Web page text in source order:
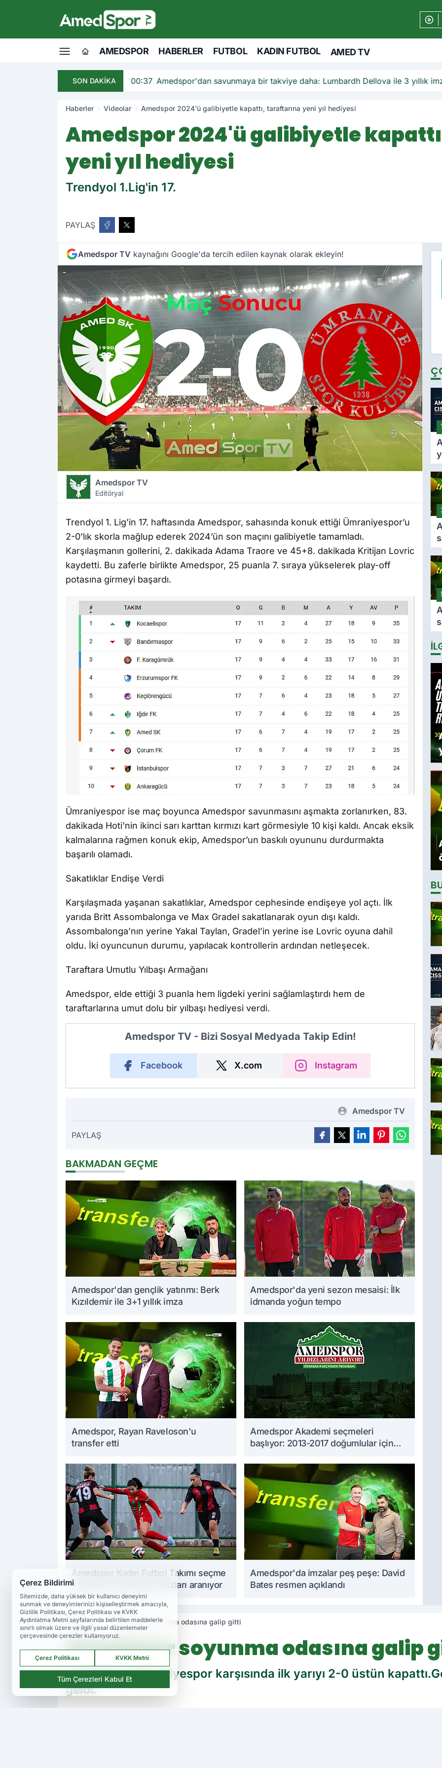
AMEDSPOR HABERLER FUTBOL KADIN FUTBOL AMED TV
SON DAKİKA 00:37 Amedspor'dan savunmaya bir takviye daha: Lumbardh Dellova ile 3 yıllık
Haberler Videolar Amedspor 2024'ü galibiyetle kapattı, taraftarına yeni yıl hediyesi
Amedspor 2024'ü galibiyetle
yeni yıl hediyesi
Trendyol 1.Lig'in 17.
PAYLAŞ
Amedspor TV kaynağını Google'da tercih edilen kaynak olarak ekleyin!
Amedspor TV
Editöryal
Trendyol 1. Lig’in 17. haftasında Amedspor, sahasında konuk ettiği Ümraniyespor’u
2-0’lık skorla mağlup ederek 2024’ün son maçını galibiyetle tamamladı.
Karşılaşmanın gollerini, 2. dakikada Adama Traore ve 45+8. dakikada Kritijan Lovric
kaydetti. Bu zaferle birlikte Amedspor, 25 puanla 7. sıraya yükselerek play-off
potasına girmeyi başardı.
Ümraniyespor ise maç boyunca Amedspor savunmasını aşmakta zorlanırken, 83.
dakikada Hoti'nin ikinci sarı karttan kırmızı kart görmesiyle 10 kişi kaldı. Ancak eksik
kalmalarına rağmen konuk ekip, Amedspor’un baskılı oyununu durdurmakta
başarılı olamadı.
Sakatlıklar Endişe Verdi
Karşılaşmada yaşanan sakatlıklar, Amedspor cephesinde endişeye yol açtı. İlk
yarıda Britt Assombalonga ve Max Gradel sakatlanarak oyun dışı kaldı.
Assombalonga’nın yerine Yakal Taylan, Gradel’in yerine ise Lovric oyuna dahil
oldu. İki oyuncunun durumu, yapılacak kontrollerin ardından netleşecek.
Taraftara Umutlu Yılbaşı Armağanı
Amedspor, elde ettiği 3 puanla hem ligdeki yerini sağlamlaştırdı hem de
taraftarlarına umut dolu bir yılbaşı hediyesi verdi.
Amedspor TV - Bizi Sosyal Medyada Takip Edin!
Facebook X.com Instagram
Amedspor TV
PAYLAŞ
BAKMADAN GEÇME
Amedspor'dan gençlik yatırımı: Berk
Kızıldemir ile 3+1 yıllık imza
Amedspor'da yeni sezon mesaisi: İlk
idmanda yoğun tempo
Amedspor, Rayan Raveloson'u
transfer etti
Amedspor Akademi seçmeleri
başlıyor: 2013-2017 doğumlular için
Amedspor Kadın Futbol Takımı seçme
yapacak: Geleceğin yıldızları aranıyor
Amedspor'da imzalar peş peşe: David
Bates resmen açıklandı
Haberler Amedspor soyunma odasına galip gitti
Amedspor soyunma odasına galip
Amedspor, Ümraniyespor karşısında ilk yarıyı 2-0 üstün
geldi.
Çerez Bildirimi
Sitemizde, daha yüksek bir kullanıcı deneyimi
sunmak ve deneyimlerinizi kişiselleştirmek amacıyla,
Gizlilik Politikası, Çerez Politikası ve KVKK
Aydınlatma Metni sayfalarında belirtilen maddelerle
sınırlı olmak üzere ve ilgili yasal düzenlemeler
çerçevesinde çerezler kullanıyoruz.
Çerez Politikası KVKK Metni
Tüm Çerezleri Kabul Et